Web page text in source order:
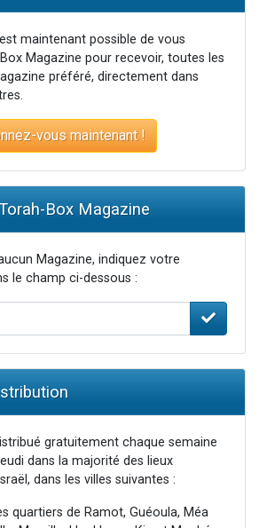
maintenant possible de vous
Magazine pour recevoir, toutes les
préféré, directement dans
vous maintenant !
Box Magazine
Magazine, indiquez votre
le champ ci-dessous :
gratuitement chaque semaine
dans la majorité des lieux
dans les villes suivantes :
quartiers de Ramot, Guéoula, Méa